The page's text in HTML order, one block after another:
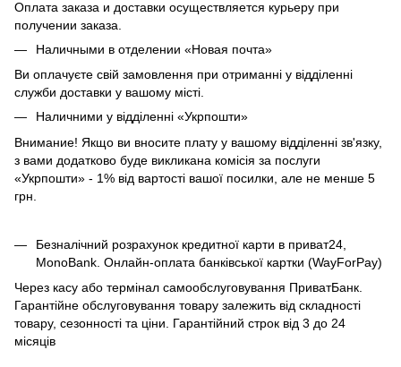
Оплата заказа и доставки осуществляется курьеру при
получении заказа.
Наличными в отделении «Новая почта»
Ви оплачуєте свій замовлення при отриманні у відділенні
служби доставки у вашому місті.
Наличними у відділенні «Укрпошти»
Внимание! Якщо ви вносите плату у вашому відділенні зв'язку,
з вами додатково буде викликана комісія за послуги
«Укрпошти» - 1% від вартості вашої посилки, але не менше 5
грн.
Безналічний розрахунок кредитної карти в приват24,
MonoBank. Онлайн-оплата банківської картки (WayForPay)
Через касу або термінал самообслуговування ПриватБанк.
Гарантійне обслуговування товару залежить від складності
товару, сезонності та ціни. Гарантійний строк від 3 до 24
місяців